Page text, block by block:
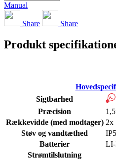
Manual
Share Share
Produkt
Sigtbarhed
Præcision
Rækkevidde (med modtager) 2x
Støv og vandtæthed
Batterier
LI-
Strømtilslutning